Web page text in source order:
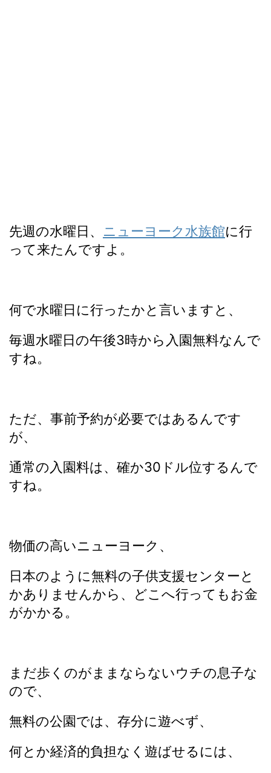
先週の水曜日、 ニューヨーク水族館に行
って来たんですよ。
何で水曜日に行ったかと言いますと、
毎週水曜日の午後3時から入園無料なんで
すね。
ただ、事前予約が必要ではあるんです
が、
通常の入園料は、確か30ドル位するんで
すね。
物価の高いニューヨーク、
日本のように無料の子供支援センターと
かありませんから、どこへ行ってもお金
がかかる。
まだ歩くのがままならないウチの息子な
ので、
無料の公園では、存分に遊べず、
何とか経済的負担なく遊ばせるには、